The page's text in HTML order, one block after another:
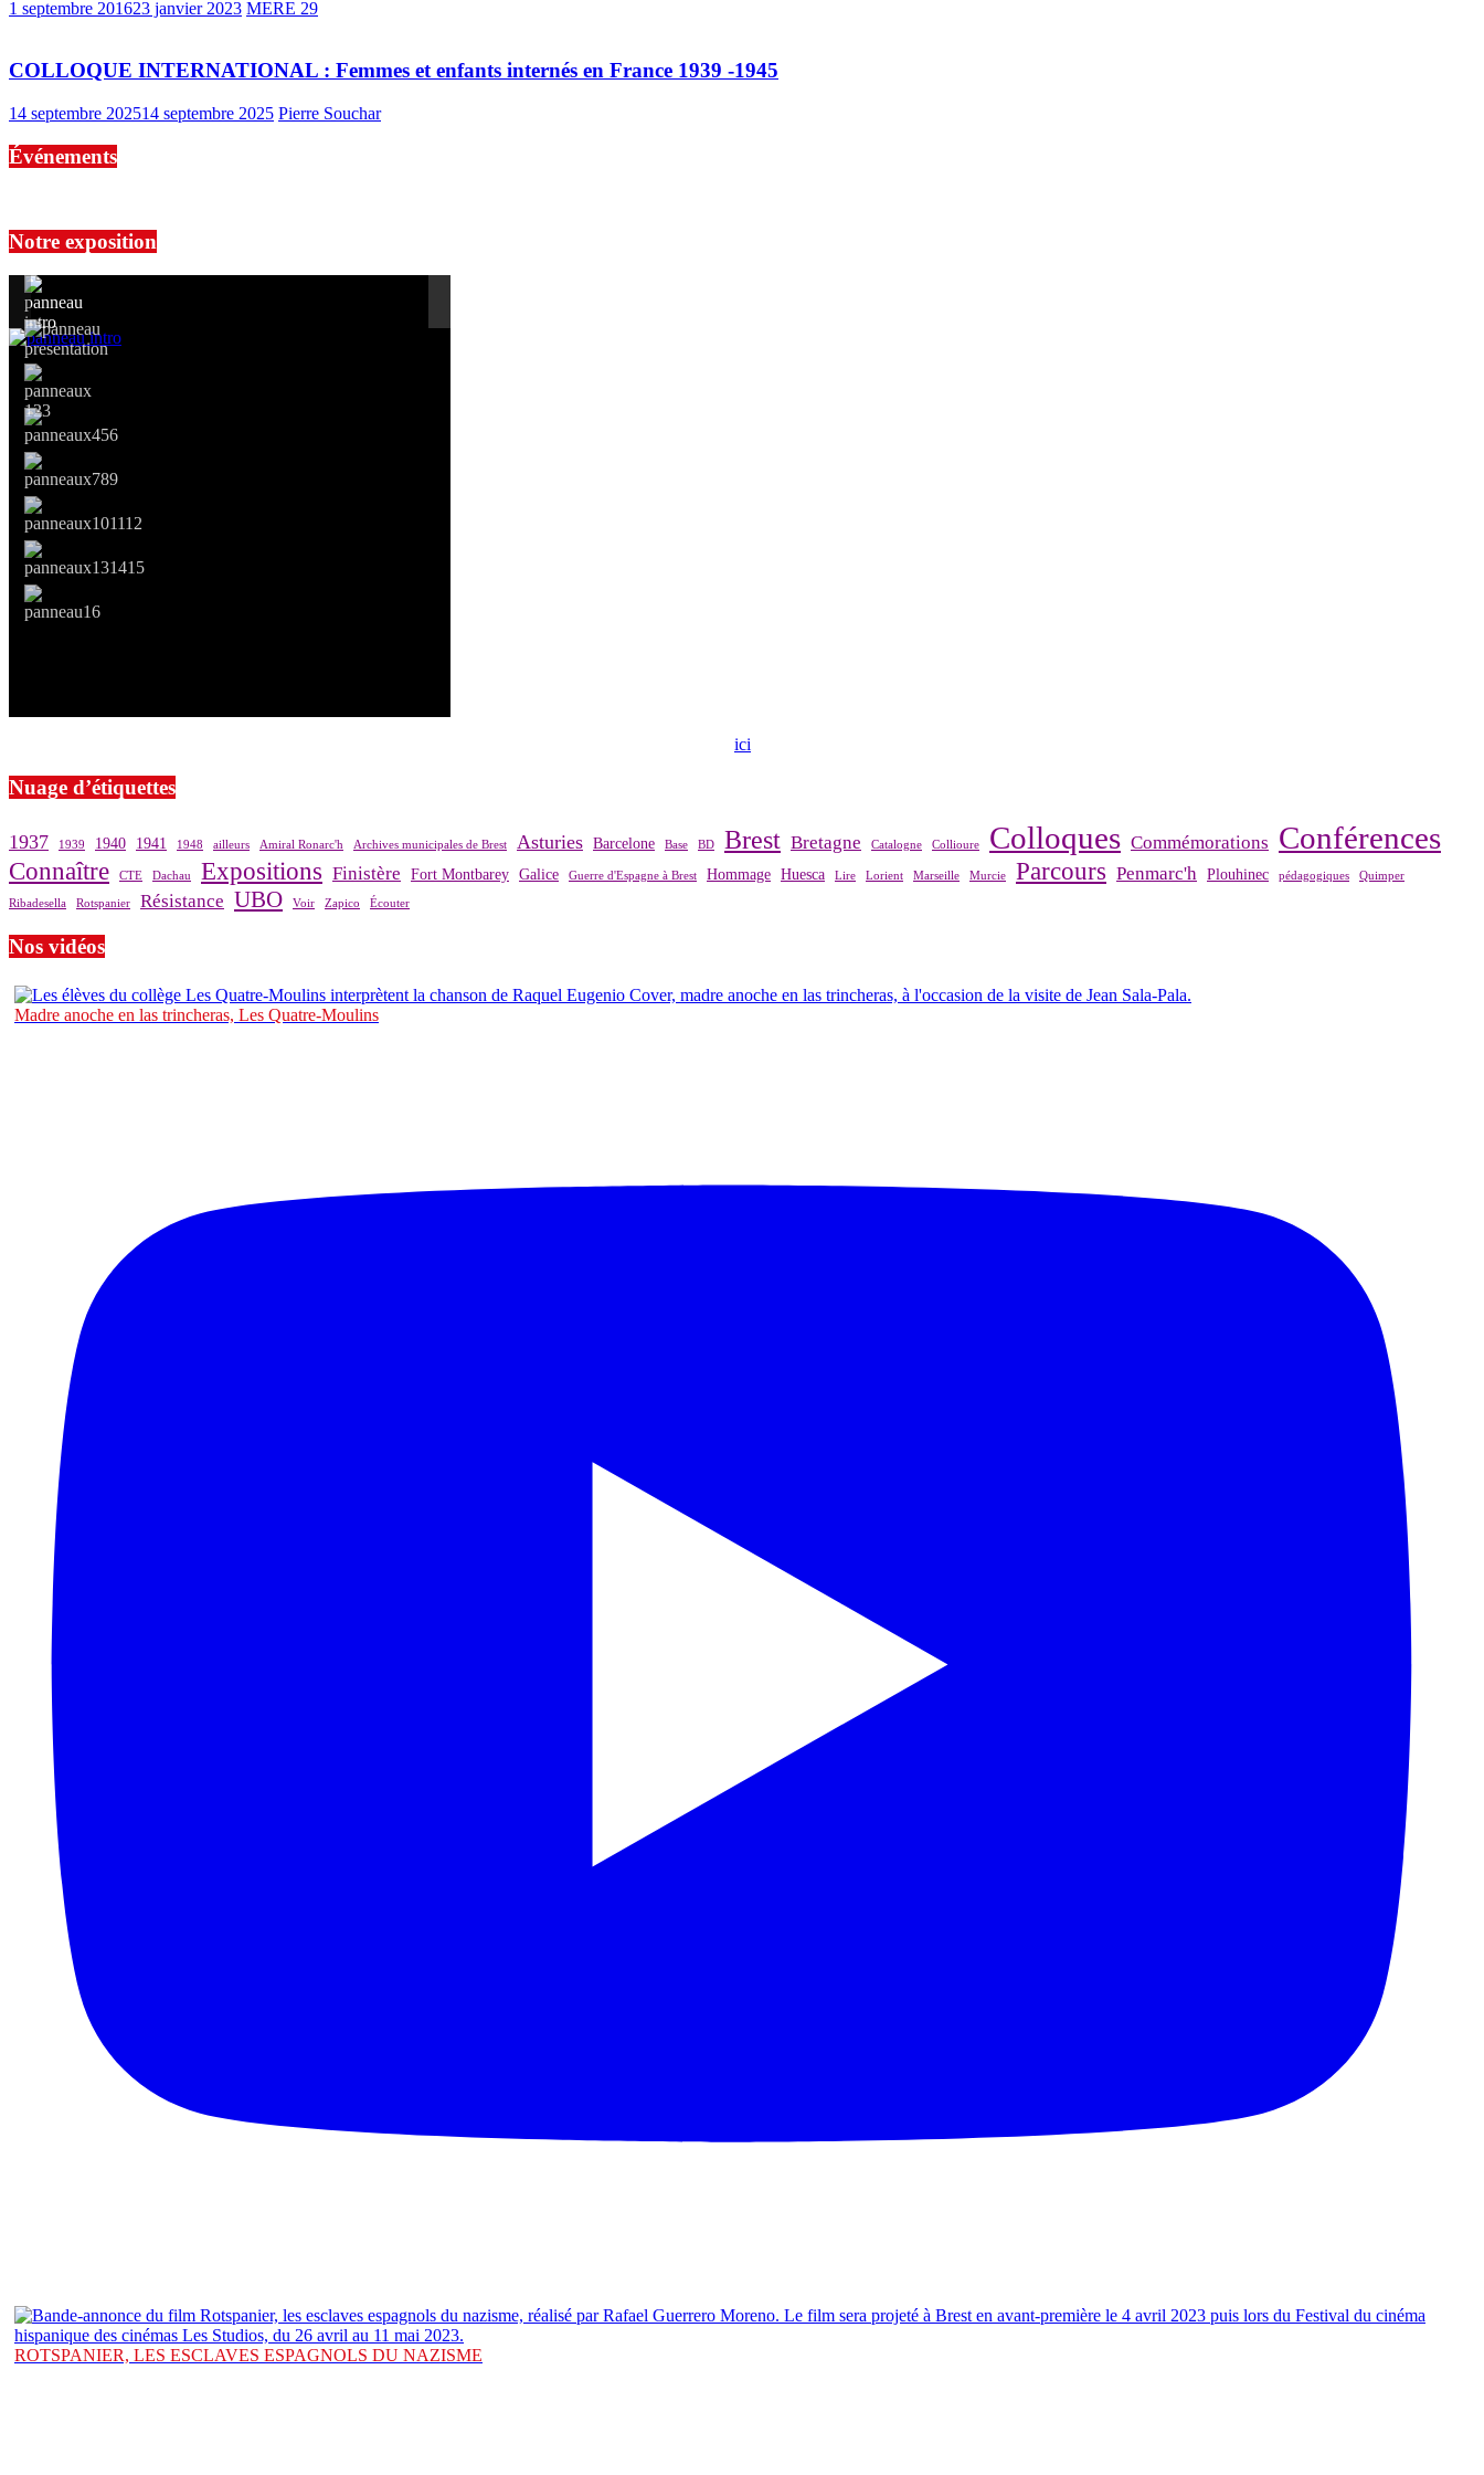
1 septembre 201623 janvier 2023 MERE 29
COLLOQUE INTERNATIONAL : Femmes et enfants internés en France 1939 -1945
14 septembre 202514 septembre 2025 Pierre Souchar
Événements
Notre exposition
ici
Nuage d’étiquettes
1937 1939 1940 1941 1948 ailleurs Amiral Ronarc'h Archives municipales de Brest Asturies Barcelone Base BD Brest Bretagne Catalogne Collioure Colloques Commémorations Conférences
Connaître CTE Dachau Expositions Finistère Fort Montbarey Galice Guerre d'Espagne à Brest Hommage Huesca Lire Lorient Marseille Murcie Parcours Penmarc'h Plouhinec pédagogiques Quimper
Ribadesella Rotspanier Résistance UBO Voir Zapico Écouter
Nos vidéos
Madre anoche en las trincheras, Les Quatre-Moulins
ROTSPANIER, LES ESCLAVES ESPAGNOLS DU NAZISME